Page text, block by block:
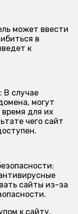
может ввести
в
к
В случае
могут
время для их
чего сайт
сайты из-за
к сайту,